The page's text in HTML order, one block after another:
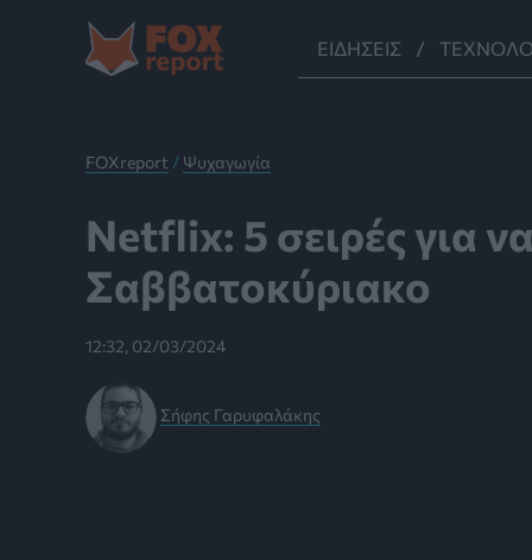
Μετάβαση
περιεχόμενο
ΕΙΔΉΣΕΙΣ
FOXreport / Ψυχαγωγία
Netflix: 5 σειρές για
Σαββατοκύριακο
12:32, 02/03/2024
Σήφης Γαρυφαλάκης